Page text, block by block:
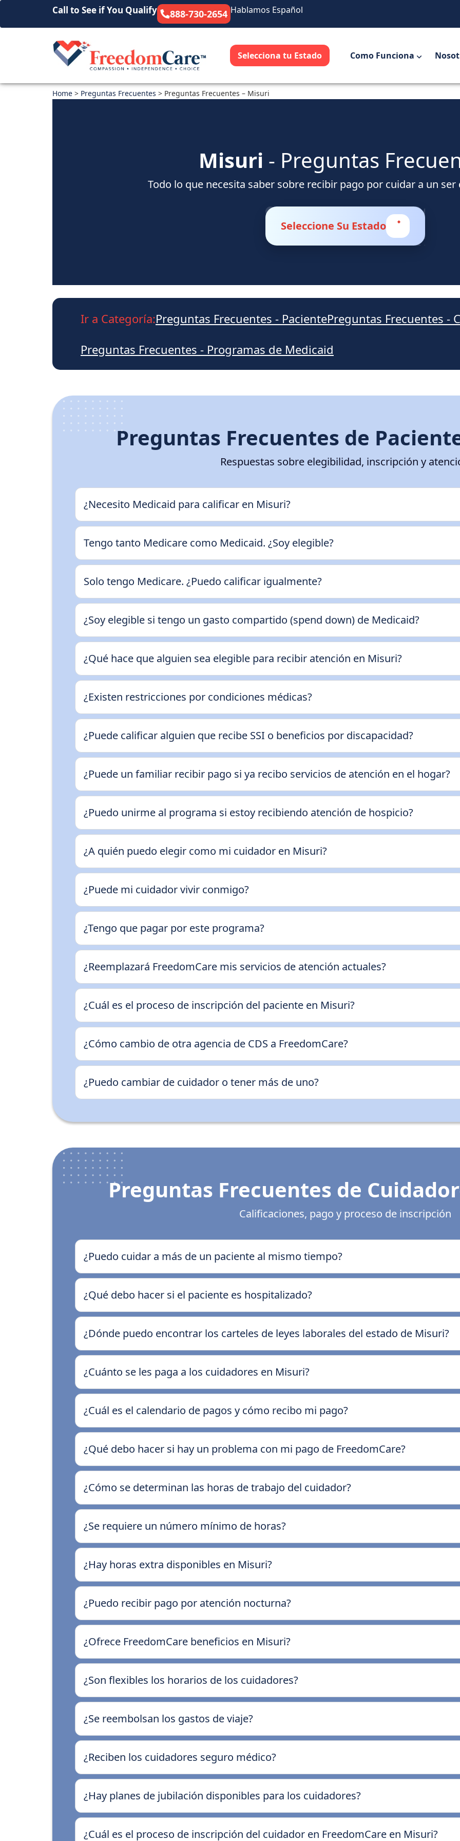
Call to See if You Qualify 888-730-2654 Hablamos Español
Selecciona tu Estado Como Funciona
Home > Preguntas Frecuentes > Preguntas Frecuentes – Misuri
Misuri - Preguntas
Todo lo que necesita saber sobre recibir pago por cuidar a un
Seleccione Su Estado
Ir a Categoría:Preguntas Frecuentes - PacientePreguntas Frecuentes -
Preguntas Frecuentes - Programas de Medicaid
Preguntas Frecuentes de
Respuestas sobre elegibilidad, inscripción y
¿Necesito Medicaid para calificar en Misuri?
Tengo tanto Medicare como Medicaid. ¿Soy elegible?
Solo tengo Medicare. ¿Puedo calificar igualmente?
¿Soy elegible si tengo un gasto compartido (spend down) de Medicaid?
¿Qué hace que alguien sea elegible para recibir atención en Misuri?
¿Existen restricciones por condiciones médicas?
¿Puede calificar alguien que recibe SSI o beneficios por discapacidad?
¿Puede un familiar recibir pago si ya recibo servicios de atención en el hogar?
¿Puedo unirme al programa si estoy recibiendo atención de hospicio?
¿A quién puedo elegir como mi cuidador en Misuri?
¿Puede mi cuidador vivir conmigo?
¿Tengo que pagar por este programa?
¿Reemplazará FreedomCare mis servicios de atención actuales?
¿Cuál es el proceso de inscripción del paciente en Misuri?
¿Cómo cambio de otra agencia de CDS a FreedomCare?
¿Puedo cambiar de cuidador o tener más de uno?
Preguntas Frecuentes de
Calificaciones, pago y proceso de inscripción
¿Puedo cuidar a más de un paciente al mismo tiempo?
¿Qué debo hacer si el paciente es hospitalizado?
¿Dónde puedo encontrar los carteles de leyes laborales del estado de Misuri?
¿Cuánto se les paga a los cuidadores en Misuri?
¿Cuál es el calendario de pagos y cómo recibo mi pago?
¿Qué debo hacer si hay un problema con mi pago de FreedomCare?
¿Cómo se determinan las horas de trabajo del cuidador?
¿Se requiere un número mínimo de horas?
¿Hay horas extra disponibles en Misuri?
¿Puedo recibir pago por atención nocturna?
¿Ofrece FreedomCare beneficios en Misuri?
¿Son flexibles los horarios de los cuidadores?
¿Se reembolsan los gastos de viaje?
¿Reciben los cuidadores seguro médico?
¿Hay planes de jubilación disponibles para los cuidadores?
¿Cuál es el proceso de inscripción del cuidador en FreedomCare en Misuri?